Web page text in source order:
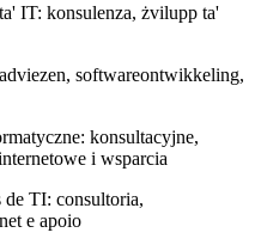
IT: konsulenza, żvilupp ta'
softwareontwikkeling,
konsultacyjne,
i wsparcia
TI: consultoria,
e apoio